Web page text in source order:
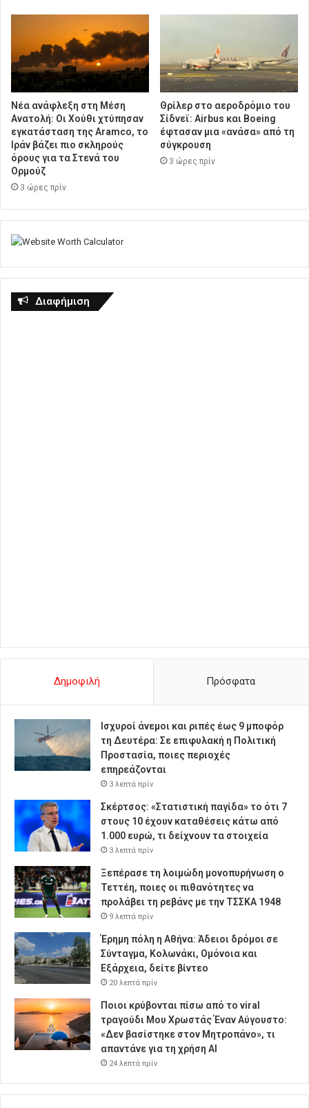
Νέα ανάφλεξη στη Μέση
Ανατολή: Οι Χούθι χτύπησαν
εγκατάσταση της Aramco, το
Ιράν βάζει πιο σκληρούς
όρους για τα Στενά του
Ορμούζ
3 ώρες πρίν
Θρίλερ στο αεροδρόμιο του
Σίδνεϊ: Airbus και Boeing
έφτασαν μια «ανάσα» από τη
σύγκρουση
3 ώρες πρίν
Διαφήμιση
Δημοφιλή Πρόσφατα
Ισχυροί άνεμοι και ριπές έως 9 μποφόρ
τη Δευτέρα: Σε επιφυλακή η Πολιτική
Προστασία, ποιες περιοχές
επηρεάζονται
3 λεπτά πρίν
Σκέρτσος: «Στατιστική παγίδα» το ότι 7
στους 10 έχουν καταθέσεις κάτω από
1.000 ευρώ, τι δείχνουν τα στοιχεία
3 λεπτά πρίν
Ξεπέρασε τη λοιμώδη μονοπυρήνωση ο
Τεττέη, ποιες οι πιθανότητες να
προλάβει τη ρεβάνς με την ΤΣΣΚΑ 1948
9 λεπτά πρίν
Έρημη πόλη η Αθήνα: Άδειοι δρόμοι σε
Σύνταγμα, Κολωνάκι, Ομόνοια και
Εξάρχεια, δείτε βίντεο
20 λεπτά πρίν
Ποιοι κρύβονται πίσω από το viral
τραγούδι Μου Χρωστάς Έναν Αύγουστο:
«Δεν βασίστηκε στον Μητροπάνο», τι
απαντάνε για τη χρήση AI
24 λεπτά πρίν